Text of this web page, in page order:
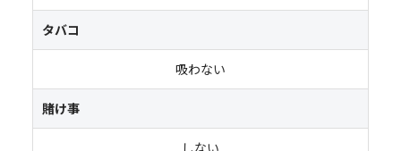
タバコ
吸わない
賭け事
しない